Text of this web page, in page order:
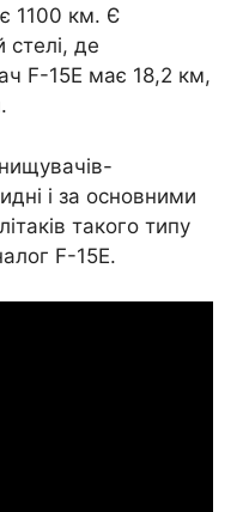
1100 км. Є
стелі, де
F-15E має 18,2 км,
і за основними
такого типу
F-15E.